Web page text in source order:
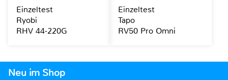
Neu im Shop
Einzeltest
Ryobi
RHV 44-220G
Einzeltest
Tapo
RV50 Pro Omni